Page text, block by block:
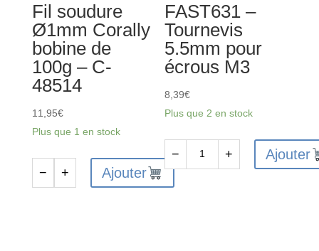
Fil soudure
Ø1mm Corally
bobine de
100g – C-
48514
11,95€
Plus que 1 en stock
− + Ajouter
FAST631 –
Tournevis
5.5mm pour
écrous M3
8,39€
Plus que 2 en stock
− + Ajouter